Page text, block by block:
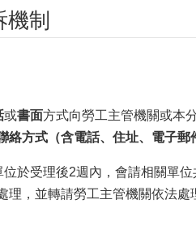
制
或書面方式向勞工主管機關或本
方式（含電話、住址、電子郵
於受理後2週內，會請相關單
，並轉請勞工主管機關依法處